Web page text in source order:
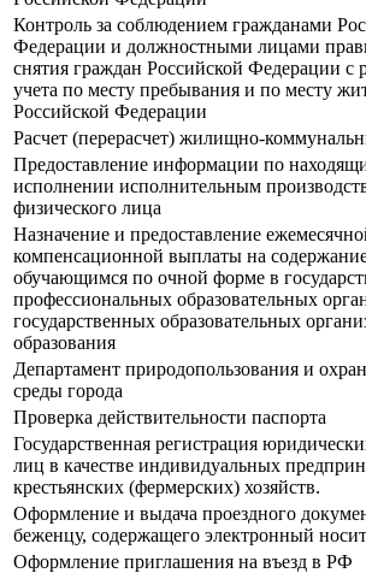
Контроль за соблюдением гражданами
Федерации и должностными лицами
снятия граждан Российской Федерации с
учета по месту пребывания и по месту
Российской Федерации
Расчет (перерасчет) жилищно-
Предоставление информации по
исполнении исполнительным
физического лица
Назначение и предоставление
компенсационной выплаты на
обучающимся по очной форме в
профессиональных образовательных
государственных образовательных
образования
Департамент природопользования и
среды города
Проверка действительности паспорта
Государственная регистрация
лиц в качестве индивидуальных
крестьянских (фермерских) хозяйств.
Оформление и выдача проездного
беженцу, содержащего электронный
Оформление приглашения на въезд в РФ